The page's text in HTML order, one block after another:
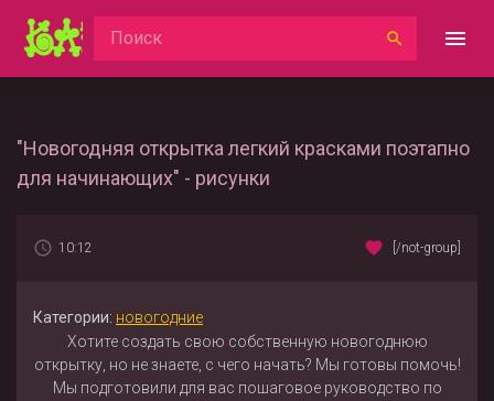
"Новогодняя открытка легкий красками поэтапно
для начинающих" - рисунки
10:12 [/not-group]
Категории: новогодние
Хотите создать свою собственную новогоднюю
открытку, но не знаете, с чего начать? Мы готовы помочь!
Мы подготовили для вас пошаговое руководство по